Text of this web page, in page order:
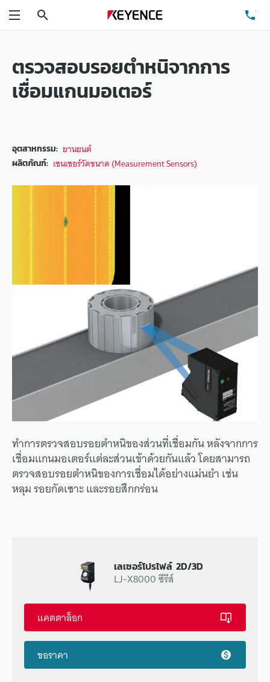
ตรวจสอบรอยตำหนิจากการ
เชื่อมแกนมอเตอร์
อุตสาหกรรม: ยานยนต์
ผลิตภัณฑ์: เซนเซอร์วัดขนาด (Measurement Sensors)
ทำการตรวจสอบรอยตำหนิของส่วนที่เชื่อมกัน หลังจากการ
เชื่อมแกนมอเตอร์แต่ละส่วนเข้าด้วยกันแล้ว โดยสามารถ
ตรวจสอบรอยตำหนิของการเชื่อมได้อย่างแม่นยำ เช่น
หลุม รอยกัดเซาะ และรอยสึกกร่อน
เลเซอร์โปรไฟล์ 2D/3D
LJ-X8000 ซีรีส์
แคตตาล็อก
ขอราคา